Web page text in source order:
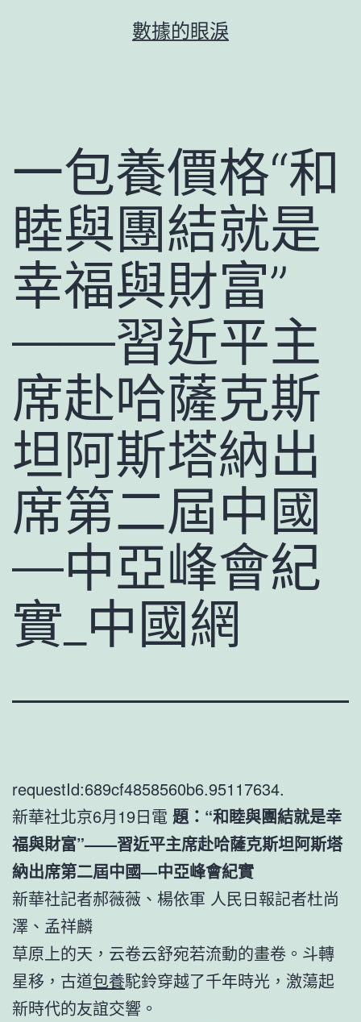
數據的眼淚
一包養價格“和
睦與團結就是
幸福與財富”
——習近平主
席赴哈薩克斯
坦阿斯塔納出
席第二屆中國
—中亞峰會紀
實_中國網
requestId:689cf4858560b6.95117634.
新華社北京6月19日電 題：“和睦與團結就是幸
福與財富”——習近平主席赴哈薩克斯坦阿斯塔
納出席第二屆中國—中亞峰會紀實
新華社記者郝薇薇、楊依軍 人民日報記者杜尚
澤、孟祥麟
草原上的天，云卷云舒宛若流動的畫卷。斗轉
星移，古道包養駝鈴穿越了千年時光，激蕩起
新時代的友誼交響。